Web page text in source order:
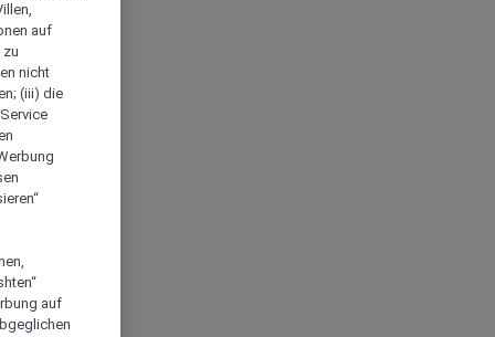
auf
zu
nicht
(iii) die
auf